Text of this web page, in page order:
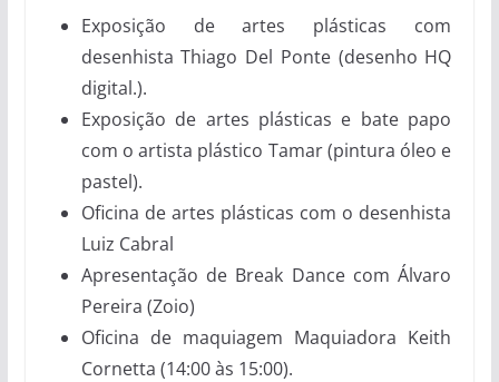
Exposição de artes plásticas com
desenhista Thiago Del Ponte (desenho HQ
digital.).
Exposição de artes plásticas e bate papo
com o artista plástico Tamar (pintura óleo e
pastel).
Oficina de artes plásticas com o desenhista
Luiz Cabral
Apresentação de Break Dance com Álvaro
Pereira (Zoio)
Oficina de maquiagem Maquiadora Keith
Cornetta (14:00 às 15:00).